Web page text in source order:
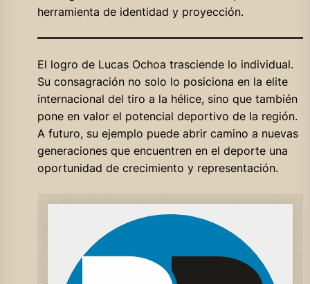
herramienta de identidad y proyección.
El logro de Lucas Ochoa trasciende lo individual.
Su consagración no solo lo posiciona en la elite
internacional del tiro a la hélice, sino que también
pone en valor el potencial deportivo de la región.
A futuro, su ejemplo puede abrir camino a nuevas
generaciones que encuentren en el deporte una
oportunidad de crecimiento y representación.